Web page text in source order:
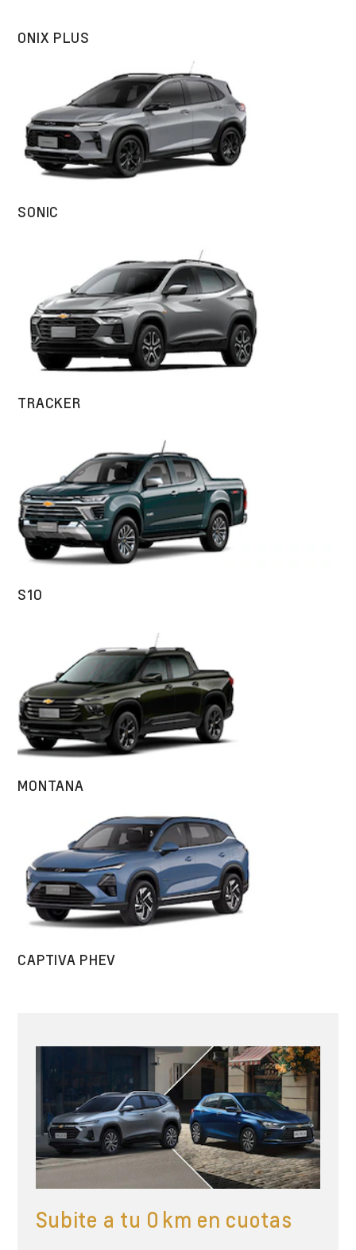
ONIX PLUS
SONIC
TRACKER
S10
MONTANA
CAPTIVA PHEV
Subite a tu 0 km en cuotas